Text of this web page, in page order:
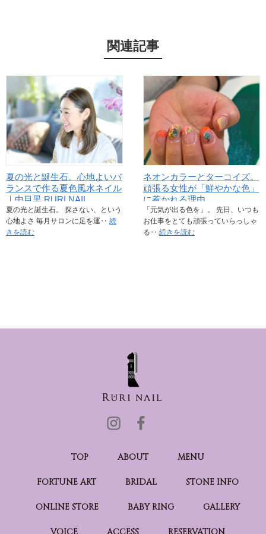
関連記事
夏の光と誕生石。心地よいバ
ランスで作る夏色風水ネイル
｜中目黒 RURI NAIL
夏の光と誕生石。 探さない、という
心地よさ 毎月サロンに足を運‥ 続
きを読む
ネオンカラーとターコイズ。
頑張る女性が「鮮やかな色」
に惹かれる理由
「元気が出る色を」。 先日、いつも
お仕事をとても頑張っていらっしゃ
る‥続きを読む
TOP ABOUT MENU
FORTUNE ART BRIDAL STONE INFO
ONLINE STORE BABY RING GALLERY